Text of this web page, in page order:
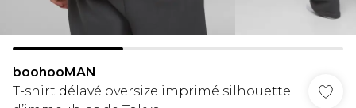
boohooMAN
T-shirt délavé oversize imprimé silhouette